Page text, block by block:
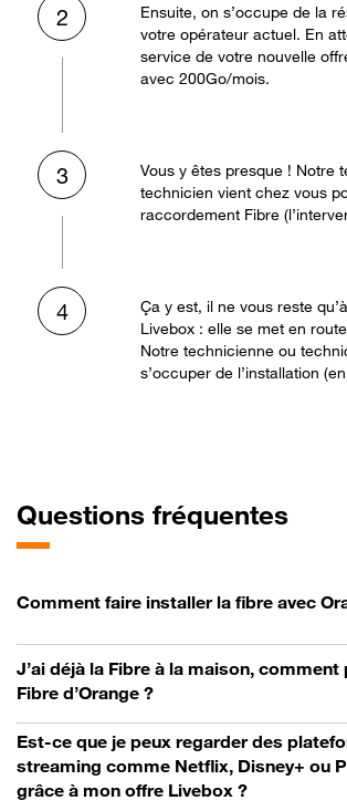
2
Ensuite, on s’occupe de la
votre opérateur actuel. En
service de votre nouvelle
avec 200Go/mois.
3
Vous y êtes presque ! Notre
technicien vient chez vous
raccordement Fibre
4
Ça y est, il ne vous reste
Livebox : elle se met en
Notre technicienne ou
s’occuper de l’installation
Questions fréquentes
Comment faire installer la fibre avec
J’ai déjà la Fibre à la maison, comment
Fibre d’Orange ?
Est-ce que je peux regarder des
streaming comme Netflix, Disney+ ou
grâce à mon offre Livebox ?